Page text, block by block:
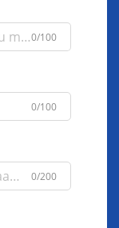
0/100
0/100
0/200